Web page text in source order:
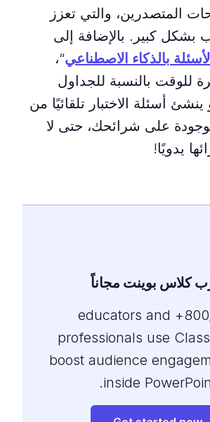
المتصدرين، والتي تعزز
بشكل كبير. بالإضافة إلى
بالذكاء الاصطناعي“،
للوقت بالنسبة للجداول
أسئلة الاختبار تلقائيًا من
على شرائحك، حتى لا
يدويًا!
كلاس بوينت مجاناً
800,000+ educators and
professionals use
boost audience
inside